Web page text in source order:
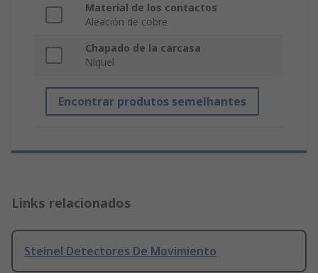
Material de los contactos
Aleación de cobre
Chapado de la carcasa
Níquel
Encontrar produtos semelhantes
Links relacionados
Steinel Detectores De Movimiento